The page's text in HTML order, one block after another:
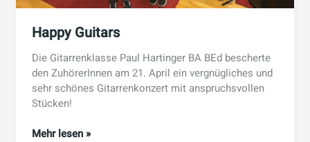
Happy Guitars
Die Gitarrenklasse Paul Hartinger BA BEd bescherte
den ZuhörerInnen am 21. April ein vergnügliches und
sehr schönes Gitarrenkonzert mit anspruchsvollen
Stücken!
Happy
Mehr lesen »